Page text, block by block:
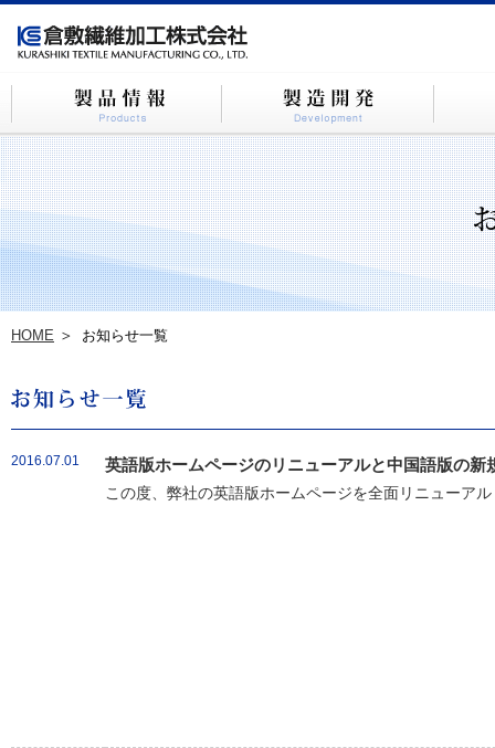
HOME お知らせ一覧
2016.07.01 英語版ホームページのリニューアルと中国語版の新
この度、弊社の英語版ホームページを全面リニューア